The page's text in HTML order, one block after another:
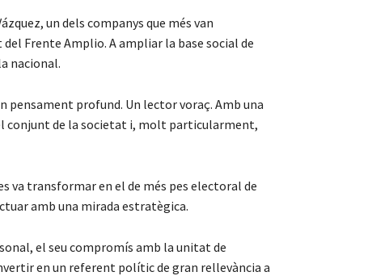
un dels companys que més van
Frente Amplio. A ampliar la base social de
nacional.
pensament profund. Un lector voraç. Amb una
conjunt de la societat i, molt particularment,
va transformar en el de més pes electoral de
amb una mirada estratègica.
el seu compromís amb la unitat de
en un referent polític de gran rellevància a